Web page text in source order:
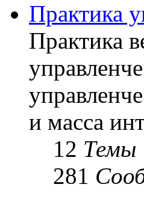
Практика
Практика
и масса
12 Темы
281